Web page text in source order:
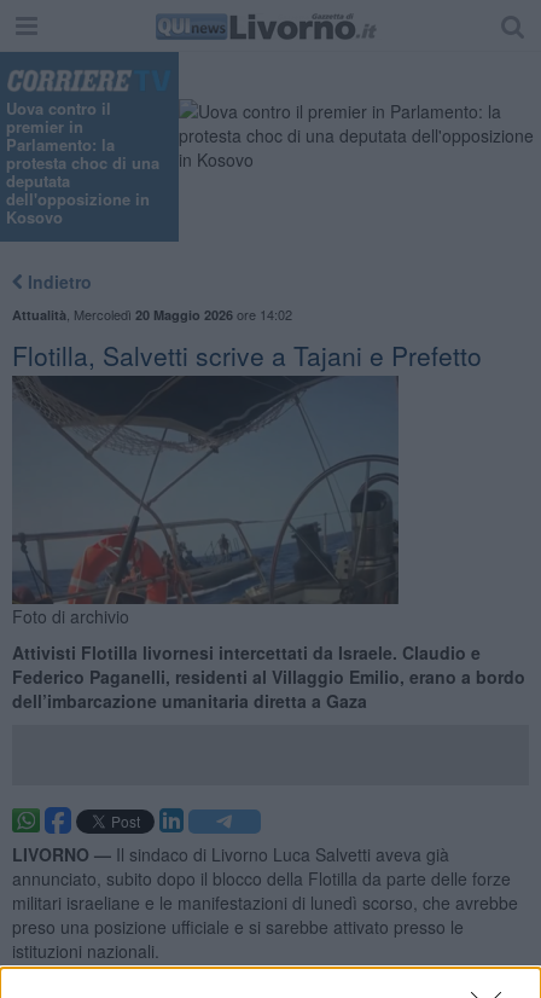
Uova contro il
premier in
Parlamento: la
protesta choc di una
deputata
dell'opposizione in
Kosovo
Indietro
Attualità Mercoledì 20 Maggio 2026ore 14:02
Flotilla, Salvetti scrive a Tajani e Prefetto
Foto di archivio
Attivisti Flotilla livornesi intercettati da Israele. Claudio e
Federico Paganelli, residenti al Villaggio Emilio, erano a bordo
dell’imbarcazione umanitaria diretta a Gaza
LIVORNO — Il sindaco di Livorno Luca Salvetti aveva già
annunciato, subito dopo il blocco della Flotilla da parte delle forze
militari israeliane e le manifestazioni di lunedì scorso, che avrebbe
preso una posizione ufficiale e si sarebbe attivato presso le
istituzioni nazionali.
sindaco ha inviato due